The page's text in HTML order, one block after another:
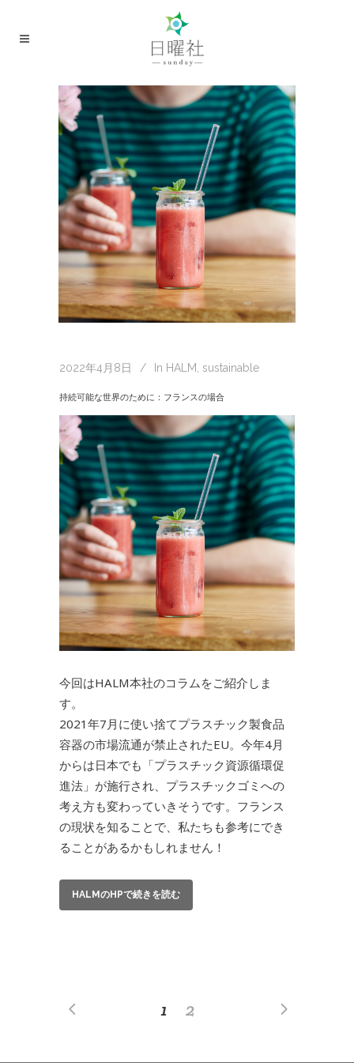
2022年4月8日 In HALM sustainable
持続可能な世界のために：フランスの場合
今回はHALM本社のコラムをご紹介しま
す。
2021年7月に使い捨てプラスチック製食品
容器の市場流通が禁止されたEU。今年4月
からは日本でも「プラスチック資源循環促
進法」が施行され、プラスチックゴミへの
考え方も変わっていきそうです。フランス
の現状を知ることで、私たちも参考にでき
ることがあるかもしれません！
HALMのHPで続きを読む
1 2